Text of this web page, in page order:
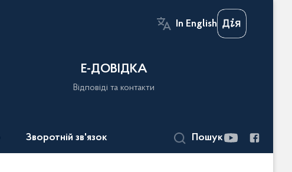
In English
Е-ДОВІДКА
Відповіді та контакти
Зворотній зв'язок Пошук